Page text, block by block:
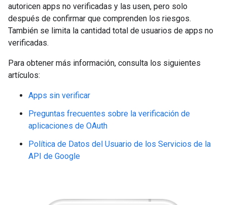
autoricen apps no verificadas y las usen, pero solo
después de confirmar que comprenden los riesgos.
También se limita la cantidad total de usuarios de apps no
verificadas.
Para obtener más información, consulta los siguientes
artículos:
Apps sin verificar
Preguntas frecuentes sobre la verificación de
aplicaciones de OAuth
Política de Datos del Usuario de los Servicios de la
API de Google